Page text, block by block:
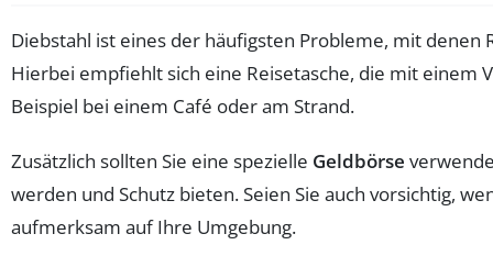
Diebstahl ist eines der häufigsten Probleme, mit
Hierbei empfiehlt sich eine Reisetasche, die mit einem
Beispiel bei einem Café oder am Strand.
Zusätzlich sollten Sie eine spezielle Geldbörse
werden und Schutz bieten. Seien Sie auch vorsichtig,
aufmerksam auf Ihre Umgebung.